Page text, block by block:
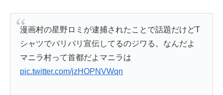
漫画村の星野ロミが逮捕されたことで話題だけどT
シャツでバリバリ宣伝してるのジワる。なんだよ
マニラ村って首都だよマニラは
pic.twitter.com/jzHOPNVWqn